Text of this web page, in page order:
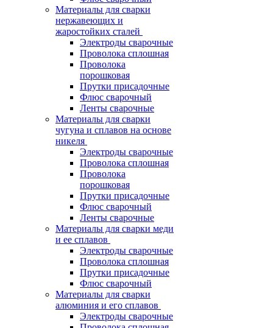
Материалы для сварки
нержавеющих и
жаростойких сталей
Электроды сварочные
Проволока сплошная
Проволока
порошковая
Прутки присадочные
Флюс сварочный
Ленты сварочные
Материалы для сварки
чугуна и сплавов на основе
никеля
Электроды сварочные
Проволока сплошная
Проволока
порошковая
Прутки присадочные
Флюс сварочный
Ленты сварочные
Материалы для сварки меди
и ее сплавов
Электроды сварочные
Проволока сплошная
Прутки присадочные
Флюс сварочный
Материалы для сварки
алюминия и его сплавов
Электроды сварочные